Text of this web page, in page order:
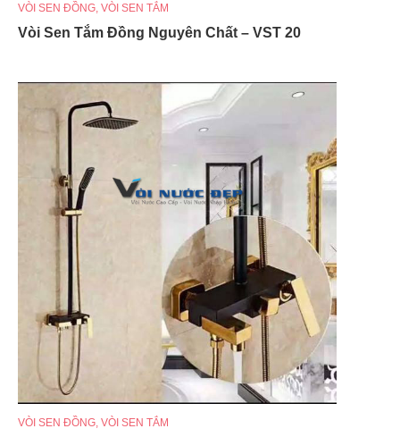
VÒI SEN ĐỒNG, VÒI SEN TẮM
Vòi Sen Tắm Đồng Nguyên Chất – VST 20
VÒI SEN ĐỒNG VÒI SEN TẮM